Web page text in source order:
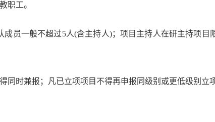
职工。
成员一般不超过5人(含主持人)；项目主持人在研主持项目
同时兼报；凡已立项项目不得再申报同级别或更低级别立项